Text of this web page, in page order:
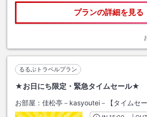
プランの詳細を見る
るるぶトラベルプラン
★お日にち限定・緊急タイムセール★
お部屋： 佳松亭－kasyoutei－【タイムセー